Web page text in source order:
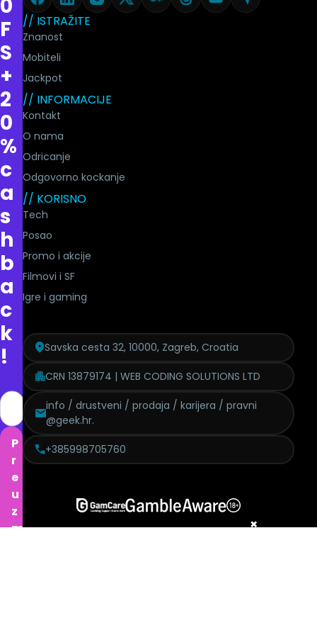
×
0
F
S
+
2
0
%
c
a
s
h
b
a
c
k
!
P
r
e
u
z
m
// ISTRAŽITE
Znanost
Mobiteli
Jackpot
// INFORMACIJE
Kontakt
O nama
Odricanje
Odgovorno kockanje
// KORISNO
Tech
Posao
Promo i akcije
Filmovi i SF
Igre i gaming
Savska cesta 32, 10000, Zagreb, Croatia
CRN 13879174 | WEB CODING SOLUTIONS LTD
info / drustveni / prodaja / karijera / pravni
@geek.hr.
+385998705760